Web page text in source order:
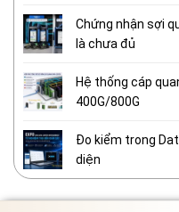
Chứng nhận sợi
là chưa đủ
Hệ thống cáp
400G/800G
Đo kiểm trong
diện